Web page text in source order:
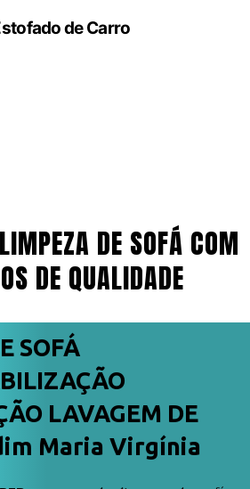
de Carro
DE SOFÁ COM
DE QUALIDADE
SOFÁ
LAVAGEM DE
Maria Virgínia